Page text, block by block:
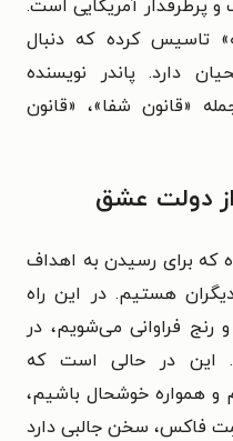
آمریکایی است.
تاسیس کرده که دنبال
دارد. پاندر نویسنده
«قانون شفا»، «قانون
دولت عشق
که برای رسیدن به اهداف
هستیم. در این راه
فراوانی می‌شویم، در
این در حالی است که
و همواره خوشحال باشیم،
فاکس، سخن جالبی دارد